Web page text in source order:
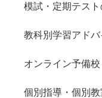
模試・定期テス
教科別学習アドバ
オンライン予備
個別指導・個別